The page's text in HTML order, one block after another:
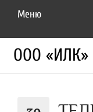
Меню
ООО «ИЛК»